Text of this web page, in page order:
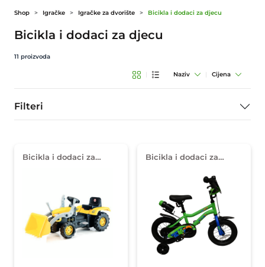
Shop Igračke Igračke za dvorište Bicikla i dodaci za djecu
Bicikla i dodaci za djecu
11 proizvoda
| Naziv | Cijena
Filteri
Bicikla i dodaci za
Bicikla i dodaci za